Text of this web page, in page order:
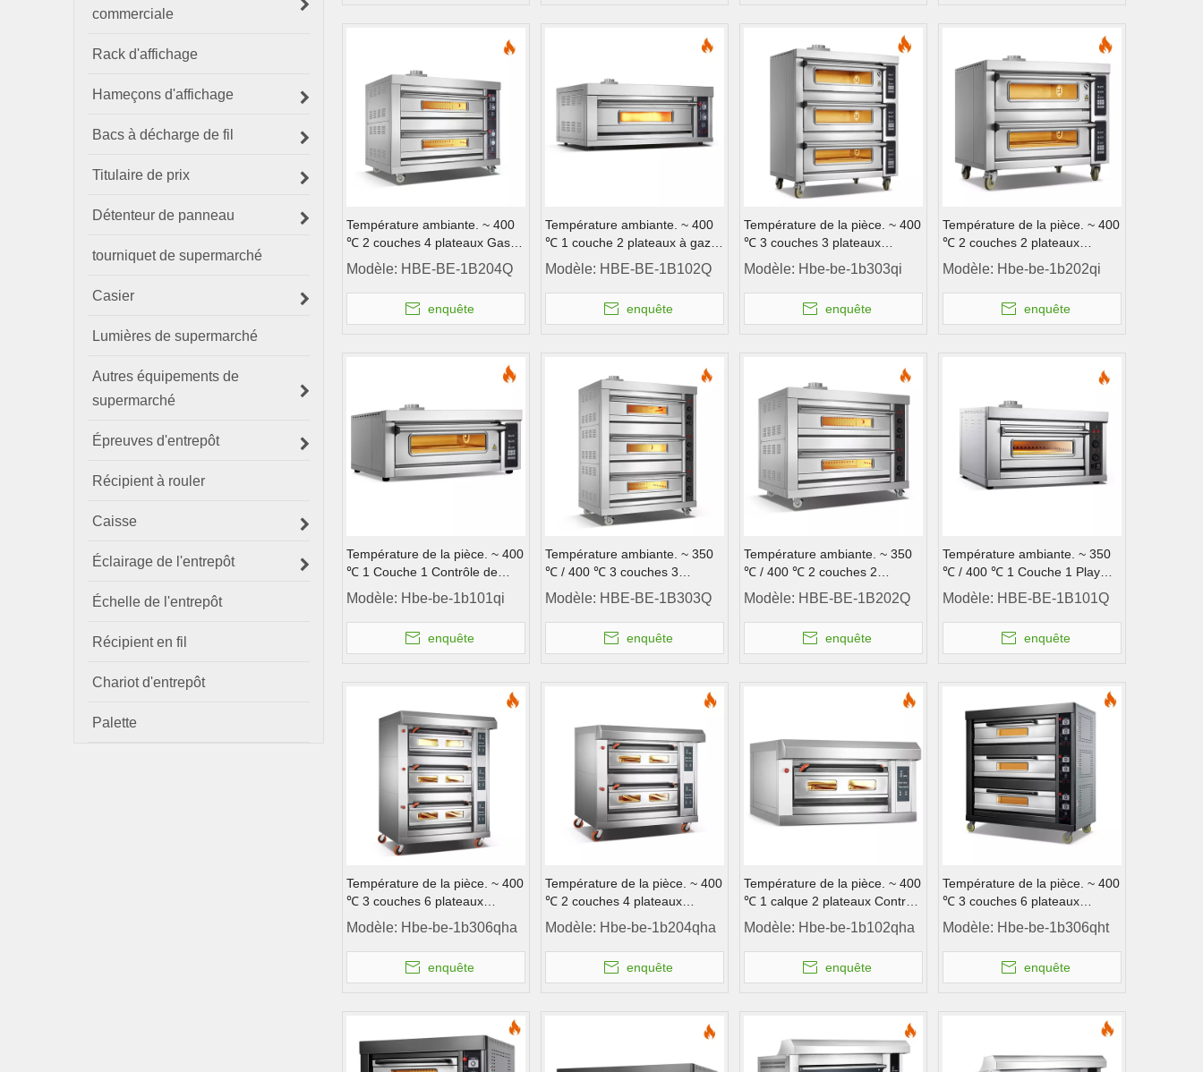
commerciale
Rack d'affichage
Hameçons d'affichage
Bacs à décharge de fil
Titulaire de prix
Détenteur de panneau
tourniquet de supermarché
Casier
Lumières de supermarché
Autres équipements de
supermarché
Épreuves d'entrepôt
Récipient à rouler
Caisse
Éclairage de l'entrepôt
Échelle de l'entrepôt
Récipient en fil
Chariot d'entrepôt
Palette
Température ambiante. ~ 400
℃ 2 couches 4 plateaux Gas
Contrôle de l'instrument de
pont en acier inoxydable à gaz
Modèle: HBE-BE-1B204Q
enquête
Température ambiante. ~ 400
℃ 1 couche 2 plateaux à gaz
en acier inoxydable Porte de
pont Contrôle de l'instrument
Modèle: HBE-BE-1B102Q
enquête
Température de la pièce. ~ 400
℃ 3 couches 3 plateaux
Contrôle de l'ordinateur de four
de pont de four à gaz
Modèle: Hbe-be-1b303qi
enquête
Température de la pièce. ~ 400
℃ 2 couches 2 plateaux
Contrôle de l'ordinateur de four
de pont de four à gaz
Modèle: Hbe-be-1b202qi
enquête
Température de la pièce. ~ 400
℃ 1 Couche 1 Contrôle de
l'ordinateur de four à fourgon à
gaz du four à gaz
Modèle: Hbe-be-1b101qi
enquête
Température ambiante. ~ 350
℃ / 400 ℃ 3 couches 3
plateaux four à gaz pont de
pont de pont
Modèle: HBE-BE-1B303Q
enquête
Température ambiante. ~ 350
℃ / 400 ℃ 2 couches 2
plateaux four à gaz pont de
pont de pont
Modèle: HBE-BE-1B202Q
enquête
Température ambiante. ~ 350
℃ / 400 ℃ 1 Couche 1 Play
Gas four de pont de pont
Modèle: HBE-BE-1B101Q
enquête
Température de la pièce. ~ 400
℃ 3 couches 6 plateaux
Contrôle de l'ordinateur de four
de pont de four à gaz
Modèle: Hbe-be-1b306qha
enquête
Température de la pièce. ~ 400
℃ 2 couches 4 plateaux
Contrôle de l'ordinateur de four
de pont de four à gaz
Modèle: Hbe-be-1b204qha
enquête
Température de la pièce. ~ 400
℃ 1 calque 2 plateaux Contrôle
de l'ordinateur de four à
fourgon de four à gaz
Modèle: Hbe-be-1b102qha
enquête
Température de la pièce. ~ 400
℃ 3 couches 6 plateaux
Contrôle de l'instrument du four
de pont de four à gaz
Modèle: Hbe-be-1b306qht
enquête